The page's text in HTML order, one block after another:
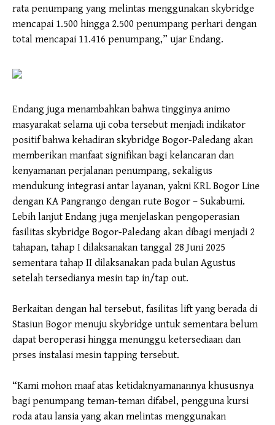
rata penumpang yang melintas menggunakan skybridge
mencapai 1.500 hingga 2.500 penumpang perhari dengan
total mencapai 11.416 penumpang,” ujar Endang.
Endang juga menambahkan bahwa tingginya animo
masyarakat selama uji coba tersebut menjadi indikator
positif bahwa kehadiran skybridge Bogor-Paledang akan
memberikan manfaat signifikan bagi kelancaran dan
kenyamanan perjalanan penumpang, sekaligus
mendukung integrasi antar layanan, yakni KRL Bogor Line
dengan KA Pangrango dengan rute Bogor – Sukabumi.
Lebih lanjut Endang juga menjelaskan pengoperasian
fasilitas skybridge Bogor-Paledang akan dibagi menjadi 2
tahapan, tahap I dilaksanakan tanggal 28 Juni 2025
sementara tahap II dilaksanakan pada bulan Agustus
setelah tersedianya mesin tap in/tap out.
Berkaitan dengan hal tersebut, fasilitas lift yang berada di
Stasiun Bogor menuju skybridge untuk sementara belum
dapat beroperasi hingga menunggu ketersediaan dan
prses instalasi mesin tapping tersebut.
“Kami mohon maaf atas ketidaknyamanannya khususnya
bagi penumpang teman-teman difabel, pengguna kursi
roda atau lansia yang akan melintas menggunakan